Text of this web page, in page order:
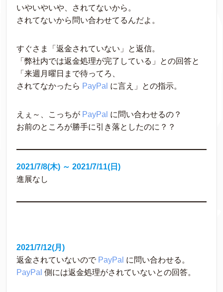
いやいやいや、されてないから。
されてないから問い合わせてるんだよ。
すぐさま「返金されていない」と返信。
「弊社内では返金処理が完了している」との回答と
「来週月曜日まで待ってろ、
されてなかったら PayPal に言え」との指示。
えぇ～、こっちが PayPal に問い合わせるの？
お前のところが勝手に引き落としたのに？？
2021/7/8(木) ～ 2021/7/11(日)
進展なし
2021/7/12(月)
返金されていないので PayPal に問い合わせる。
PayPal 側には返金処理がされていないとの回答。